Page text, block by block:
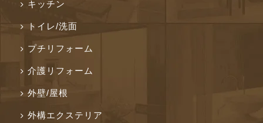
キッチン
トイレ/洗面
プチリフォーム
介護リフォーム
外壁/屋根
外構エクステリア